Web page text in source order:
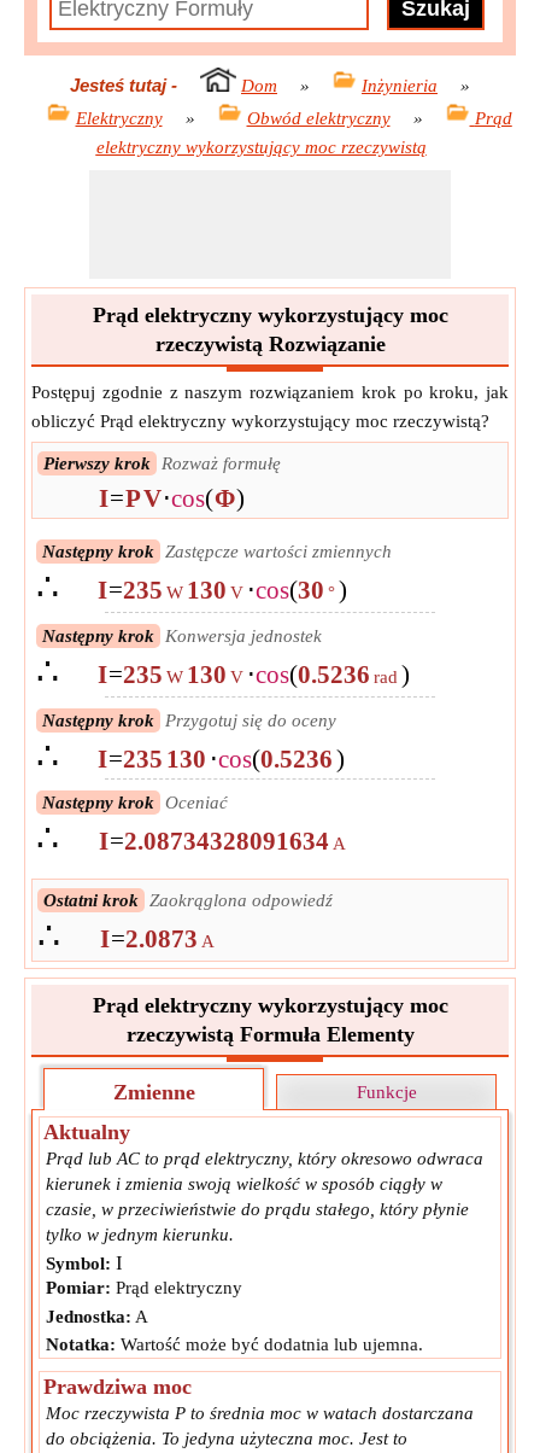
Jesteś tutaj- Dom » Inżynieria
»
Elektryczny
» Obwód elektryczny »
Prąd
elektryczny wykorzystujący moc rzeczywistą
Prąd elektryczny wykorzystujący moc
rzeczywistą Rozwiązanie
Postępuj zgodnie z naszym rozwiązaniem krok po kroku, jak
obliczyć Prąd elektryczny wykorzystujący moc rzeczywistą?
Pierwszy krok Rozważ formułę
I=PV⋅cos(Φ)
Następny krok Zastępcze wartości zmiennych
∴ I=235 W 130 V ⋅cos(30 °)
Następny krok Konwersja jednostek
∴ I=235 W 130 V ⋅cos(0.5236 rad )
Następny krok Przygotuj się do oceny
∴ I=235 130 ⋅cos(0.5236)
Następny krok Oceniać
∴ I=2.08734328091634 A
Ostatni krok Zaokrąglona odpowiedź
∴ I=2.0873 A
Prąd elektryczny wykorzystujący moc
rzeczywistą Formuła Elementy
Zmienne Funkcje
Aktualny
Prąd lub AC to prąd elektryczny, który okresowo odwraca
kierunek i zmienia swoją wielkość w sposób ciągły w
czasie, w przeciwieństwie do prądu stałego, który płynie
tylko w jednym kierunku.
Symbol: I
Pomiar: Prąd elektryczny
Jednostka: A
Notatka: Wartość może być dodatnia lub ujemna.
Prawdziwa moc
Moc rzeczywista P to średnia moc w watach dostarczana
do obciążenia. To jedyna użyteczna moc. Jest to